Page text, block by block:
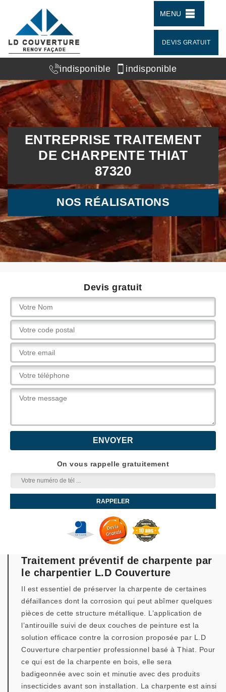
MENU
DEVIS GRATUIT
indisponible indisponible
ENTREPRISE TRAITEMENT
DE CHARPENTE THIAT
87320
NOS RÉALISATIONS
Devis gratuit
On vous rappelle gratuitement
Traitement préventif de charpente par
le charpentier L.D Couverture
Il est essentiel de préserver la charpente de certaines
défaillances dont la corrosion qui peut abîmer quelques
pièces de cette structure métallique. L’application de
l’antirouille suivi de deux couches de peinture est la
solution efficace contre la corrosion proposée par L.D
Couverture charpentier professionnel basé à Thiat. Pour
ce qui est de la charpente en bois, elle sera
badigeonnée avec soin et minutie avec des produits
insecticides avant son installation. La charpente est ainsi